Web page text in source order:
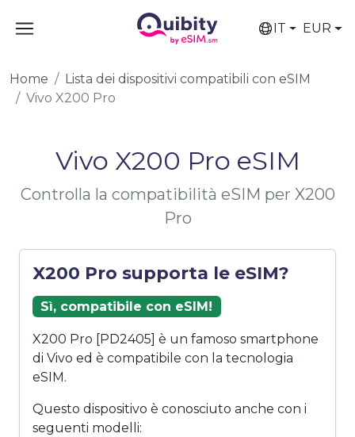
IT EUR
Home
Lista dei dispositivi compatibili con eSIM
Vivo X200 Pro
Vivo X200 Pro eSIM
Controlla la compatibilità eSIM per X200
Pro
X200 Pro supporta le eSIM?
Sì, compatibile con eSIM!
X200 Pro [PD2405] è un famoso smartphone
di Vivo ed è compatibile con la tecnologia
eSIM.
Questo dispositivo è conosciuto anche con i
seguenti modelli: